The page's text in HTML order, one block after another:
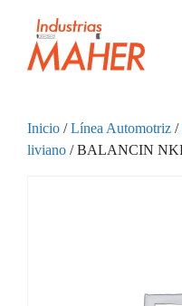
Inicio /Línea Automotriz /
liviano / BALANCIN